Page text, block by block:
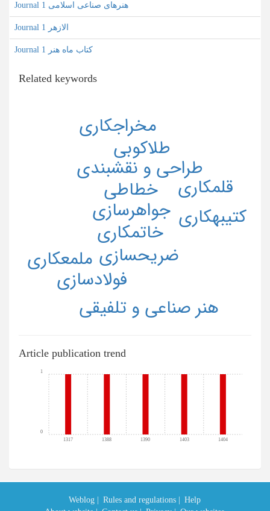
Journal هنرهای صناعی اسلامی 1
Journal الازهر 1
Journal کتاب ماه هنر 1
Related keywords
جواهرسازي
خاتمكاري
خطاطي
ضريحسازي
طراحي و نقشبندي
طلاكوبي
فولادسازي
قلمكاري
كتيبهكاري
مخراجكاري
ملمعكاري
هنر صناعي و تلفيقي
Article publication trend
1317 1388 1390 1403 1404
0
1
Weblog | Rules and regulations |
Help